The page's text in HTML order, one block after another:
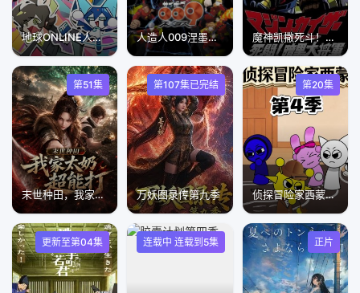
地球ONLINE人格代练团 人造人009涅墨西斯 魔神凯撒死斗！暗黑大将军
第51集
末世种田，我家太奶超能打
第107集已完结
万妖图录传第九季
第20集
侦探冒险家西蒙第4季
更新至第04集 连载中 连载到5集 正片